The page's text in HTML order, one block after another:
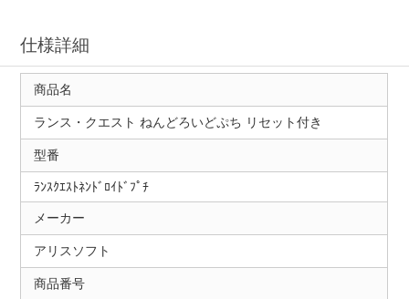
仕様詳細
商品名
ランス・クエスト ねんどろいどぷち リセット付き
型番
ﾗﾝｽｸｴｽﾄﾈﾝﾄﾞﾛｲﾄﾞﾌﾟﾁ
メーカー
アリスソフト
商品番号